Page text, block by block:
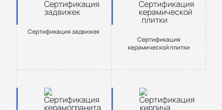
Сертификация задвижек
Сертификация
керамической плитки